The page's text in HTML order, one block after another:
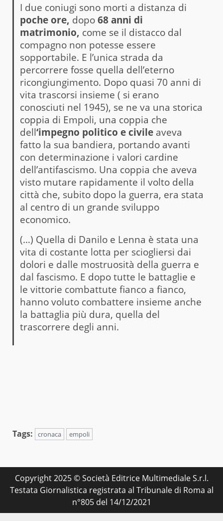
I due coniugi sono morti a distanza di
poche ore, dopo68 anni di
matrimonio, come se il distacco dal
compagno non potesse essere
sopportabile. E l’unica strada da
percorrere fosse quella dell’eterno
ricongiungimento. Dopo quasi 70 anni di
vita trascorsi insieme ( si erano
conosciuti nel 1945), se ne va una storica
coppia di Empoli, una coppia che
dell‘impegno politico e civileaveva
fatto la sua bandiera, portando avanti
con determinazione i valori cardine
dell’antifascismo. Una coppia che aveva
visto mutare rapidamente il volto della
città che, subito dopo la guerra, era stata
al centro di un grande sviluppo
economico.
(…) Quella di Danilo e Lenna è stata una
vita di costante lotta per sciogliersi dai
dolori e dalle mostruosità della guerra e
dal fascismo. E dopo tutte le battaglie e
le vittorie combattute fianco a fianco,
hanno voluto combattere insieme anche
la battaglia più dura, quella del
trascorrere degli anni.
Tags: cronaca empoli
Copyright 2025 © Società Editrice Multimediale S.r.l.
Testata Giornalistica registrata al Tribunale di Roma al
n°805 del 14/12/2021